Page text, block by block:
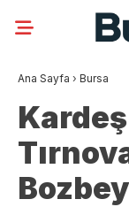
Ana Sayfa › Bursa